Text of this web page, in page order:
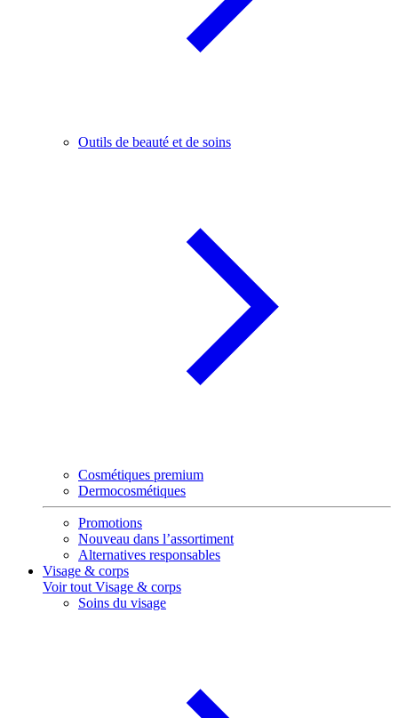
Outils de beauté et de soins
Cosmétiques premium
Dermocosmétiques
Promotions
Nouveau dans l’assortiment
Alternatives responsables
Visage & corps
Voir tout Visage & corps
Soins du visage